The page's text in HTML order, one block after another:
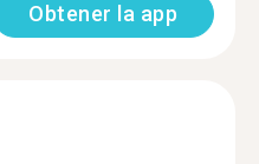
Obtener la app